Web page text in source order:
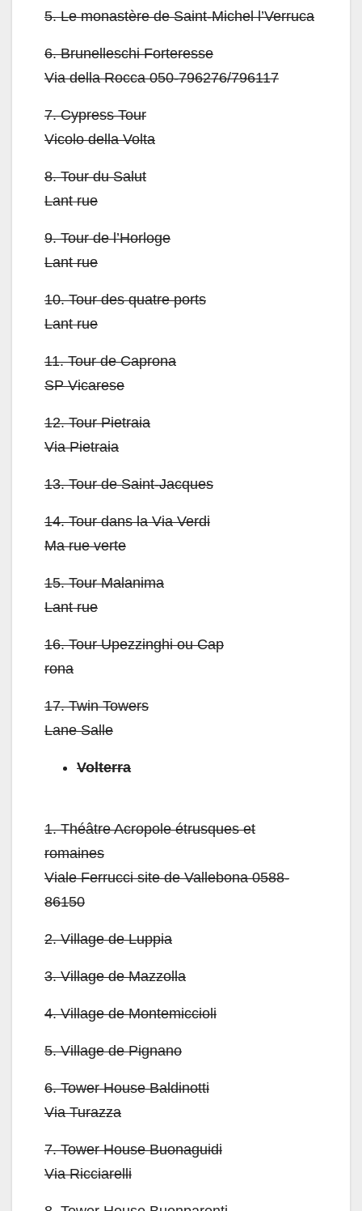
5. Le monastère de Saint-Michel l’Verruca
6. Brunelleschi Forteresse
Via della Rocca 050-796276/796117
7. Cypress Tour
Vicolo della Volta
8. Tour du Salut
Lant rue
9. Tour de l’Horloge
Lant rue
10. Tour des quatre ports
Lant rue
11. Tour de Caprona
SP Vicarese
12. Tour Pietraia
Via Pietraia
13. Tour de Saint-Jacques
14. Tour dans la Via Verdi
Ma rue verte
15. Tour Malanima
Lant rue
16. Tour Upezzinghi ou Cap
rona
17. Twin Towers
Lane Salle
Volterra
1. Théâtre Acropole étrusques et
romaines
Viale Ferrucci site de Vallebona 0588-
86150
2. Village de Luppia
3. Village de Mazzolla
4. Village de Montemiccioli
5. Village de Pignano
6. Tower House Baldinotti
Via Turazza
7. Tower House Buonaguidi
Via Ricciarelli